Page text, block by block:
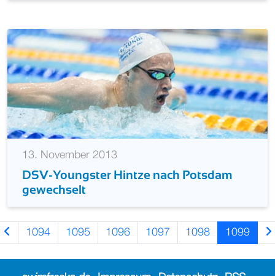
13. November 2013
DSV-Youngster Hintze nach Potsdam
gewechselt
1094 1095 1096 1097 1098 1099